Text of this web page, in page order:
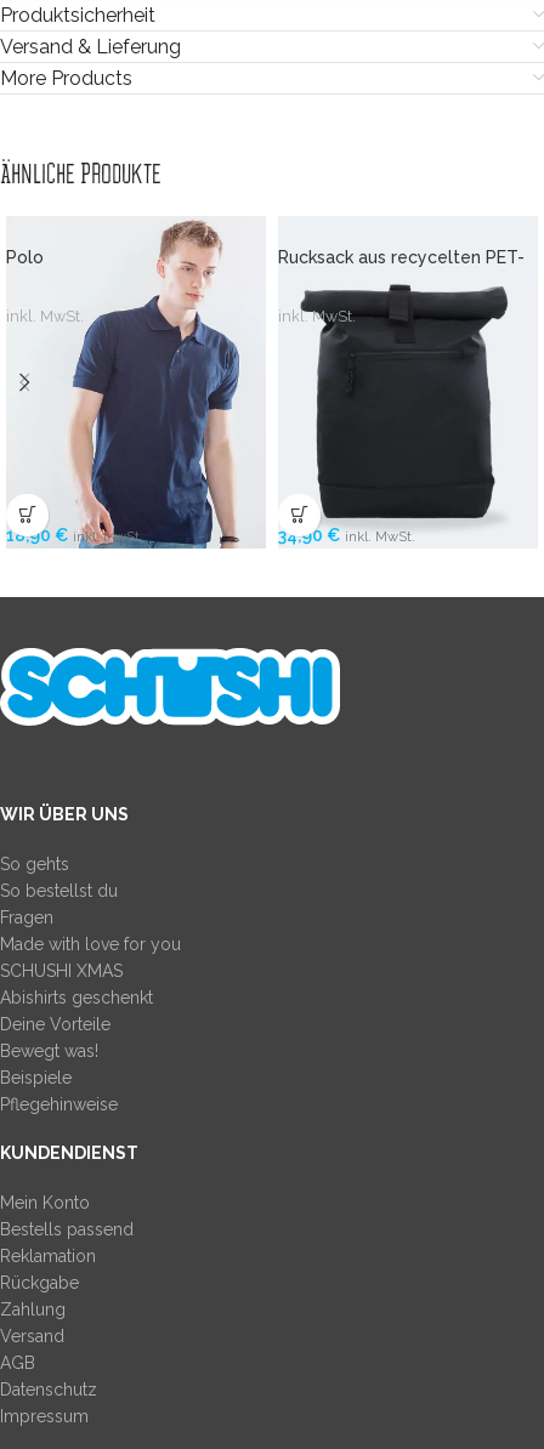
Produktsicherheit
Versand & Lieferung
More Products
Ähnliche Produkte
Polo
inkl. MwSt.
18,90 € inkl. MwSt.
Rucksack aus recycelten PET-
inkl. MwSt.
34,90 € inkl. MwSt.
WIR ÜBER UNS
So gehts
So bestellst du
Fragen
Made with love for you
SCHUSHI XMAS
Abishirts geschenkt
Deine Vorteile
Bewegt was!
Beispiele
Pflegehinweise
KUNDENDIENST
Mein Konto
Bestells passend
Reklamation
Rückgabe
Zahlung
Versand
AGB
Datenschutz
Impressum